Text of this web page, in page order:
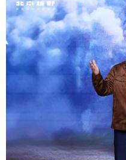
Русский язык
Deutsch Português